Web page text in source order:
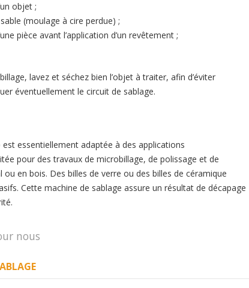
objet ;
(moulage à cire perdue) ;
pièce avant l’application d’un revêtement ;
lavez et séchez bien l’objet à traiter, afin d’éviter
éventuellement le circuit de sablage.
est essentiellement adaptée à des applications
pour des travaux de microbillage, de polissage et de
en bois. Des billes de verre ou des billes de céramique
Cette machine de sablage assure un résultat de décapage
nous